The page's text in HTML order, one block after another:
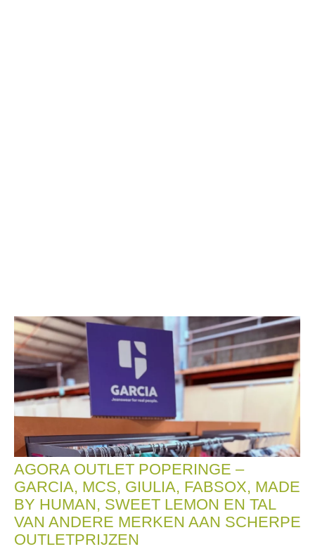
AGORA OUTLET POPERINGE –
GARCIA, MCS, GIULIA, FABSOX, MADE
BY HUMAN, SWEET LEMON EN TAL
VAN ANDERE MERKEN AAN SCHERPE
OUTLETPRIJZEN